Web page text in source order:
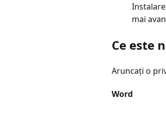
mai
Ce este
Aruncați o
Word